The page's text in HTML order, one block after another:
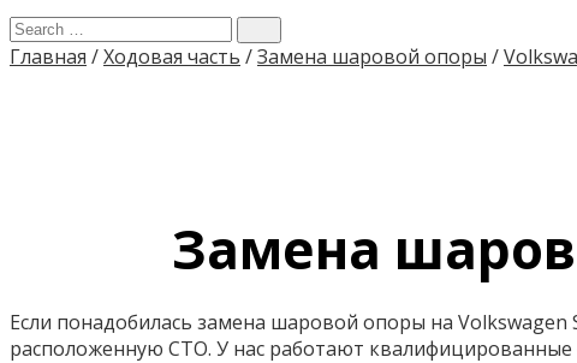
Главная /Ходовая часть /Замена шаровой опоры /
Замена
Если понадобилась замена шаровой опоры на Volkswagen
расположенную СТО. У нас работают